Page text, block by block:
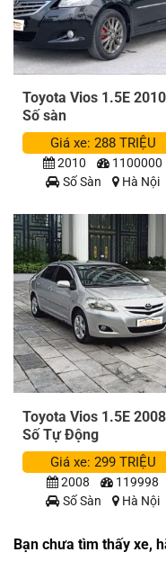
Toyota Vios 1.5E 2010
Số sàn
Giá xe: 288 TRIỆU
2010
1100000
Số Sàn
Hà Nội
Toyota Vios 1.5E 2008
Số Tự Động
Giá xe: 299 TRIỆU
2008
119998
Số Sàn
Hà Nội
Bạn chưa tìm thấy xe,